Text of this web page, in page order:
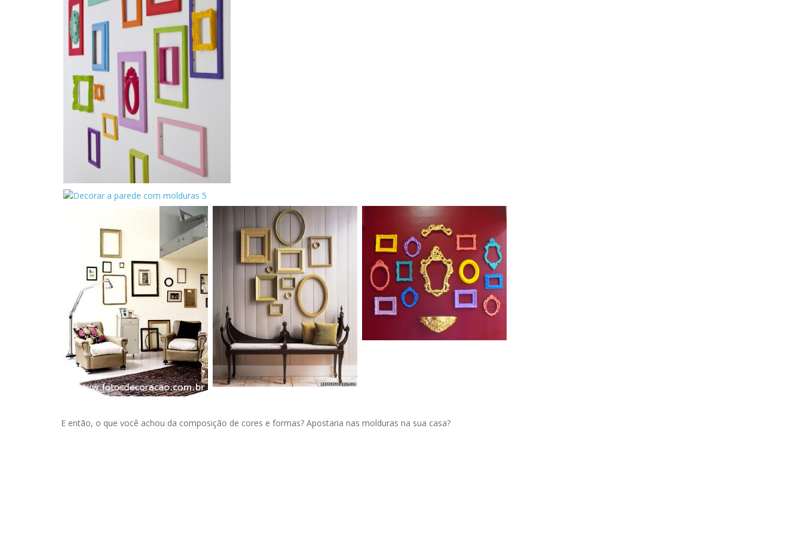
E então, o que você achou da composição de cores e formas? Apostaria nas molduras na sua casa?